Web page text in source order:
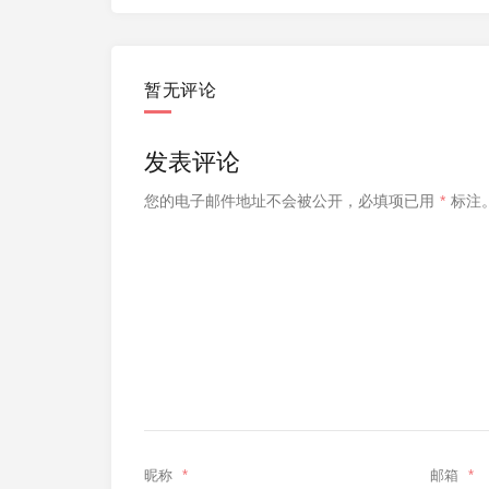
暂无评论
发表评论
您的电子邮件地址不会被公开， 必填项已用 * 标注
昵称 * 邮箱 *